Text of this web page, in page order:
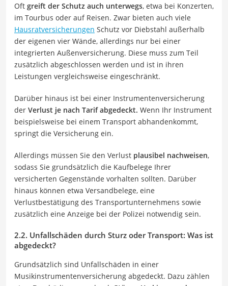
Oft greift der Schutz auch unterwegs, etwa bei Konzerten,
im Tourbus oder auf Reisen. Zwar bieten auch viele
Hausratversicherungen Schutz vor Diebstahl außerhalb
der eigenen vier Wände, allerdings nur bei einer
integrierten Außenversicherung. Diese muss zum Teil
zusätzlich abgeschlossen werden und ist in ihren
Leistungen vergleichsweise eingeschränkt.
Darüber hinaus ist bei einer Instrumentenversicherung
der Verlust je nach Tarif abgedeckt. Wenn Ihr Instrument
beispielsweise bei einem Transport abhandenkommt,
springt die Versicherung ein.
Allerdings müssen Sie den Verlust plausibel nachweisen,
sodass Sie grundsätzlich die Kaufbelege Ihrer
versicherten Gegenstände vorhalten sollten. Darüber
hinaus können etwa Versandbelege, eine
Verlustbestätigung des Transportunternehmens sowie
zusätzlich eine Anzeige bei der Polizei notwendig sein.
2.2. Unfallschäden durch Sturz oder Transport: Was ist
abgedeckt?
Grundsätzlich sind Unfallschäden in einer
Musikinstrumentenversicherung abgedeckt. Dazu zählen